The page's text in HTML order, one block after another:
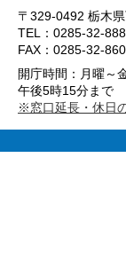
〒329-0492 栃木
TEL：0285-32-
FAX：0285-32-
開庁時間：月曜～
午後5時15分まで
※窓口延長・休日